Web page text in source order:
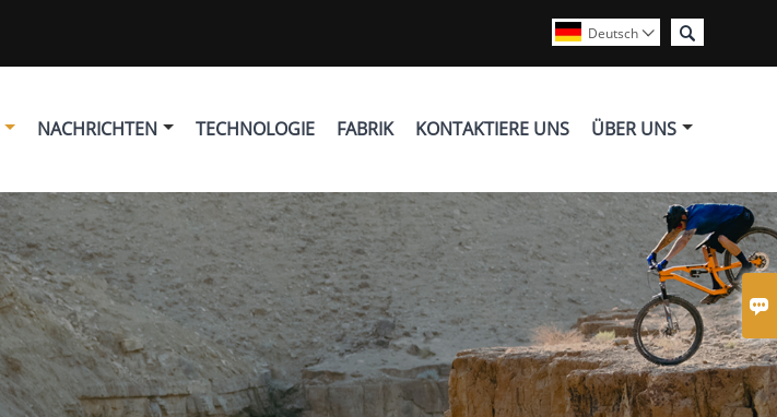


Deutsch 
NACHRICHTEN TECHNOLOGIE FABRIK KONTAKTIERE UNS ÜBER UNS